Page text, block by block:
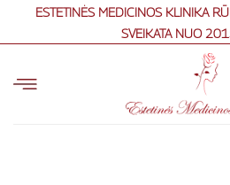
ESTETINĖS MEDICINOS KLINIKA
SVEIKATA NUO